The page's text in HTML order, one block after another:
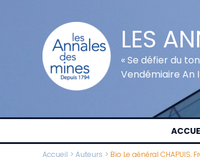
LES
« Se défier du
Vendémiaire An
Accueil Auteurs Bio Le général CHAPUIS,